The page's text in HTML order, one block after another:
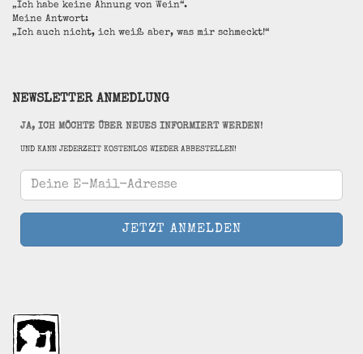
„Ich habe keine Ahnung von Wein“.
Meine Antwort:
„Ich auch nicht, ich weiß aber, was mir schmeckt!“
NEWSLETTER ANMEDLUNG
JA, ICH MÖCHTE ÜBER NEUES INFORMIERT WERDEN!
UND KANN JEDERZEIT KOSTENLOS WIEDER ABBESTELLEN!